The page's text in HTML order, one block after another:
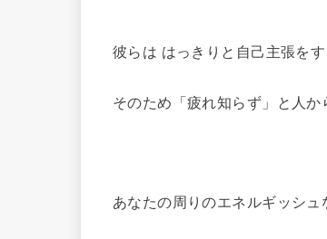
彼らは はっきりと自己主張を
そのため「疲れ知らず」と人か
あなたの周りのエネルギッシュ